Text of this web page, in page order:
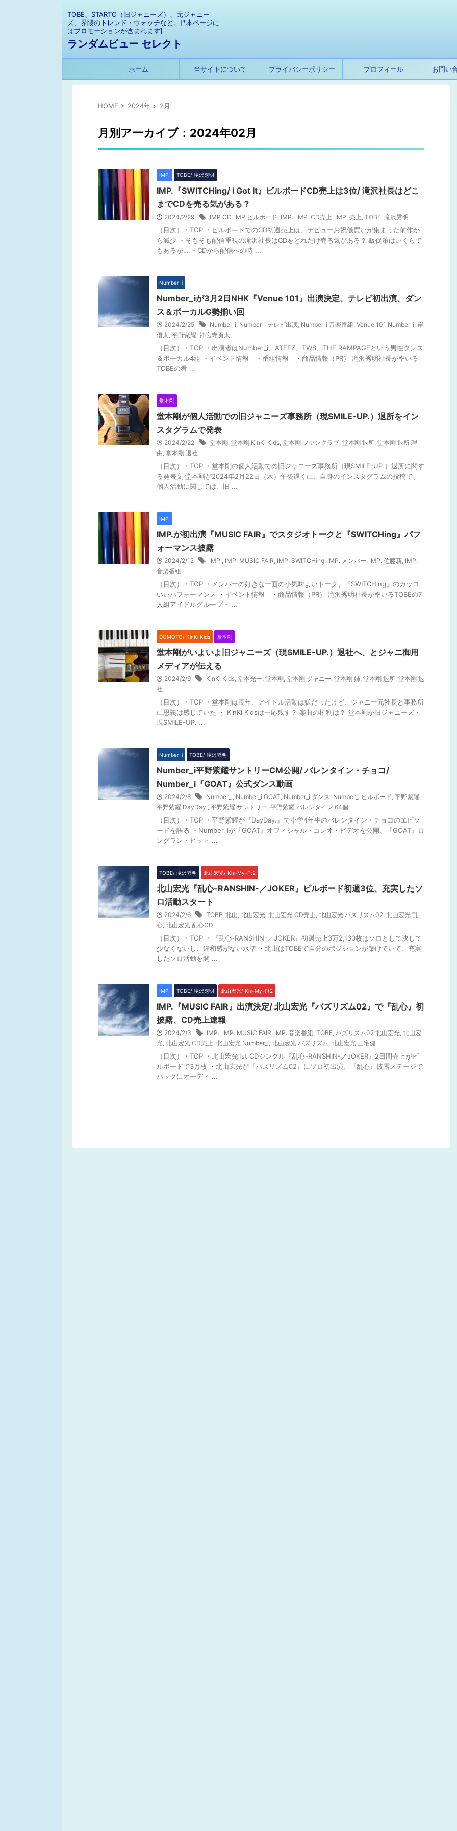
TOBE、STARTO（旧ジャニーズ）、元ジャニー
ズ、界隈のトレンド・ウォッチなど。[*本ページに
はプロモーションが含まれます]
ランダムビュー セレクト
ホーム 当サイトについて プライバシーポリシー プロフィール お問い
HOME > 2024年 > 2月
月別アーカイブ：2024年02月
IMP. TOBE/ 滝沢秀明
IMP.『SWITCHing/ I Got It』ビルボードCD売上は3位/ 滝沢社長はどこ
までCDを売る気がある？
2024/2/29 IMP CD, IMP ビルボード, IMP., IMP. CD売上, IMP. 売上, TOBE, 滝沢秀明
（目次）・TOP ・ビルボ―ドでのCD初週売上は、デビューお祝儀買いが集まった前作か
ら減少 ・そもそも配信重視の滝沢社長はCDをどれだけ売る気がある？ 販促策はいくらで
もあるが… ・CDから配信への時 ...
Number_i
Number_iが3月2日NHK『Venue 101』出演決定、テレビ初出演、ダン
ス＆ボーカルG勢揃い回
2024/2/25 Number_i, Number_i テレビ出演, Number_i 音楽番組, Venue 101 Number_i, 岸
優太, 平野紫耀, 神宮寺勇太
（目次）・TOP ・出演者はNumber_i、ATEEZ、TWS、THE RAMPAGEという男性ダンス
＆ボーカル4組 ・イベント情報 ・番組情報 ・商品情報（PR） 滝沢秀明社長が率いる
TOBEの看 ...
堂本剛
堂本剛が個人活動での旧ジャニーズ事務所（現SMILE-UP.）退所をイン
スタグラムで発表
2024/2/22 堂本剛, 堂本剛 KinKi Kids, 堂本剛 ファンクラブ, 堂本剛 退所, 堂本剛 退所 理
由, 堂本剛 退社
（目次）・TOP ・堂本剛の個人活動での旧ジャニーズ事務所（現SMILE-UP.）退所に関す
る発表文 堂本剛が2024年2月22日（木）午後遅くに、自身のインスタグラムの投稿で、
個人活動に関しては、旧 ...
IMP.
IMP.が初出演『MUSIC FAIR』でスタジオトークと『SWITCHing』パフ
ォーマンス披露
2024/2/12 IMP., IMP. MUSIC FAIR, IMP. SWITCHing, IMP. メンバー, IMP. 佐藤新, IMP.
音楽番組
（目次）・TOP ・メンバーの好きな一面の小気味よいトーク、『SWITCHing』のカッコ
いいパフォーマンス ・イベント情報 ・商品情報（PR） 滝沢秀明社長が率いるTOBEの7
人組アイドルグループ・ ...
DOMOTO/ KinKi Kids 堂本剛
堂本剛がいよいよ旧ジャニーズ（現SMILE-UP.）退社へ、とジャニ御用
メディアが伝える
2024/2/9 KinKi Kids, 堂本光一, 堂本剛, 堂本剛 ジャニー, 堂本剛 姉, 堂本剛 退所, 堂本剛 退
社
（目次）・TOP ・堂本剛は長年、アイドル活動は嫌だったけど、ジャニー元社長と事務所
に恩義は感じていた ・ KinKi Kidsは一応残す？ 楽曲の権利は？ 堂本剛が旧ジャニーズ・
現SMILE-UP. ...
Number_i TOBE/ 滝沢秀明
Number_i平野紫耀サントリーCM公開/ バレンタイン・チョコ/
Number_i『GOAT』公式ダンス動画
2024/2/8 Number_i, Number_i GOAT, Number_i ダンス, Number_i ビルボード, 平野紫耀,
平野紫耀 DayDay., 平野紫耀 サントリー, 平野紫耀 バレンタイン 64個
（目次）・TOP ・平野紫耀が『DayDay.』で小学4年生のバレンタイン・チョコのエピソ
ードを語る ・Number_iが『GOAT』オフィシャル・コレオ・ビデオを公開、『GOAT』ロ
ングラン・ヒット ...
TOBE/ 滝沢秀明 北山宏光/ Kis-My-Ft2
北山宏光『乱心-RANSHIN-／JOKER』ビルボード初週3位、充実したソ
ロ活動スタート
2024/2/6 TOBE, 北山, 北山宏光, 北山宏光 CD売上, 北山宏光 バズリズム02, 北山宏光 乱
心, 北山宏光 乱心CD
（目次）・TOP ・『乱心-RANSHIN-／JOKER』初週売上3万2,130枚はソロとして決して
少なくないし、違和感がない水準 ・北山はTOBEで自分のポジションが築けていて、充実
したソロ活動を開 ...
IMP. TOBE/ 滝沢秀明 北山宏光/ Kis-My-Ft2
IMP.『MUSIC FAIR』出演決定/ 北山宏光『バズリズム02』で『乱心』初
披露、CD売上速報
2024/2/3 IMP., IMP. MUSIC FAIR, IMP. 音楽番組, TOBE, バズリズム02 北山宏光, 北山宏
光, 北山宏光 CD売上, 北山宏光 Number_i, 北山宏光 バズリズム, 北山宏光 三宅健
（目次）・TOP ・北山宏光1st CDシングル『乱心-RANSHIN-／JOKER』2日間売上がビ
ルボードで3万枚 ・北山宏光が『バズリズム02』にソロ初出演、『乱心』披露ステージで
バックにオーディ ...